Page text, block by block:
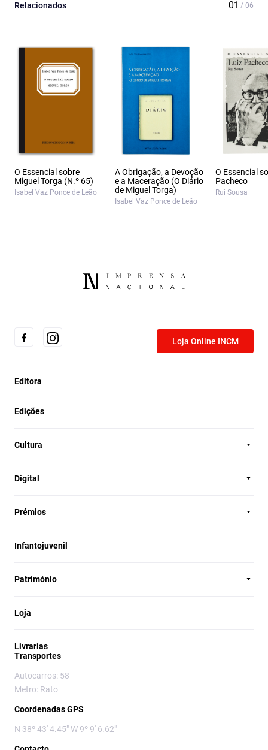
Relacionados
O Essencial sobre
Miguel Torga (N.º 65)
Isabel Vaz Ponce de Leão
A Obrigação, a Devoção
e a Maceração (O Diário
de Miguel Torga)
Isabel Vaz Ponce de Leão
O Essencial
Pacheco
Rui Sousa
Loja Online INCM
Editora
Edições
Cultura
Digital
Prémios
Infantojuvenil
Património
Loja
Livrarias
Transportes
Autocarros: 58
Metro: Rato
Coordenadas GPS
N 38º 43' 4.45" W 9º 9' 6.62"